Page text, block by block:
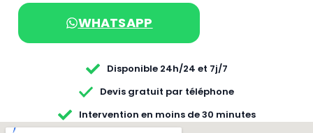
WHATSAPP
Disponible 24h/24 et 7j/7
Devis gratuit par téléphone
Intervention en moins de 30 minutes